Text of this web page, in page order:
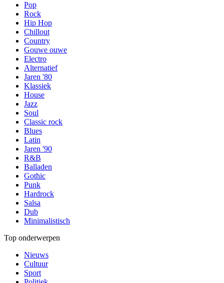
Pop
Rock
Hip Hop
Chillout
Country
Gouwe ouwe
Electro
Alternatief
Jaren '80
Klassiek
House
Jazz
Soul
Classic rock
Blues
Latin
Jaren '90
R&B
Balladen
Gothic
Punk
Hardrock
Salsa
Dub
Minimalistisch
Top onderwerpen
Nieuws
Cultuur
Sport